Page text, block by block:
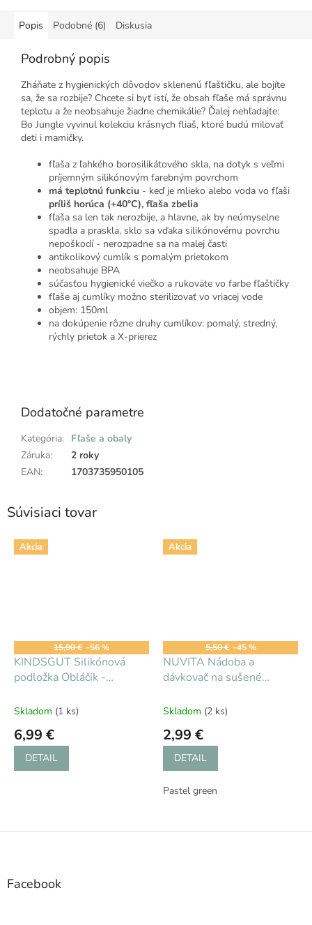
Popis Podobné (6) Diskusia
Podrobný popis
Zháňate z hygienických dôvodov sklenenú fľaštičku, ale bojíte
sa, že sa rozbije? Chcete si byť istí, že obsah fľaše má správnu
teplotu a že neobsahuje žiadne chemikálie? Ďalej nehľadajte:
Bo Jungle vyvinul kolekciu krásnych fliaš, ktoré budú milovať
deti i mamičky.
fľaša z ľahkého borosilikátového skla, na dotyk s veľmi
príjemným silikónovým farebným povrchom
má teplotnú funkciu - keď je mlieko alebo voda vo fľaši
príliš horúca (+40°C), fľaša zbelia
fľaša sa len tak nerozbije, a hlavne, ak by neúmyselne
spadla a praskla, sklo sa vďaka silikónovému povrchu
nepoškodí - nerozpadne sa na malej časti
antikolikový cumlík s pomalým prietokom
neobsahuje BPA
súčasťou hygienické viečko a rukoväte vo farbe fľaštičky
fľaše aj cumlíky možno sterilizovať vo vriacej vode
objem: 150ml
na dokúpenie rôzne druhy cumlíkov: pomalý, stredný,
rýchly prietok a X-prierez
Dodatočné parametre
Kategória: Fľaše a obaly
Záruka:
2 roky
EAN: 1703735950105
Súvisiaci tovar
Akcia
15,90 € –56 %
KINDSGUT Silikónová
podložka Obláčik -
Skladom (1 ks)
6,99 €
DETAIL
Akcia
5,50 € –45 %
NUVITA Nádoba a
dávkovač na sušené
Skladom (2 ks)
2,99 €
DETAIL
Pastel green
Z
Facebook